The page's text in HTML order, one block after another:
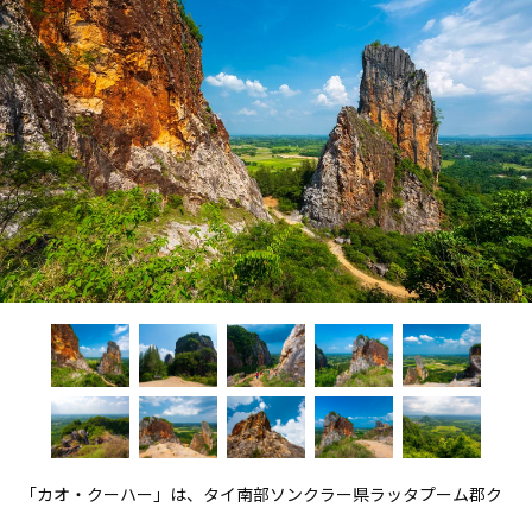
「カオ・クーハー」は、タイ南部ソンクラー県ラッタプーム郡ク